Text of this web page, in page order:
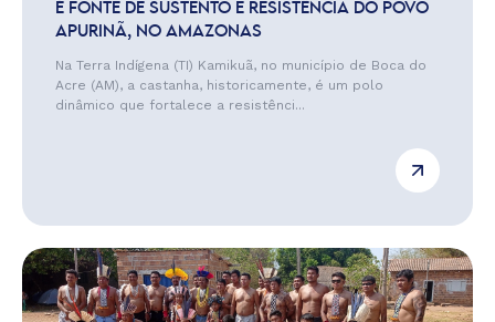
É FONTE DE SUSTENTO E RESISTÊNCIA DO POVO
APURINÃ, NO AMAZONAS
Na Terra Indígena (TI) Kamikuã, no município de Boca do
Acre (AM), a castanha, historicamente, é um polo
dinâmico que fortalece a resistênci...